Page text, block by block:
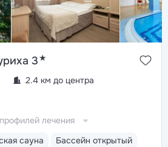
3★
2.4 км до центра
сауна
Бассейн открытый
лечения